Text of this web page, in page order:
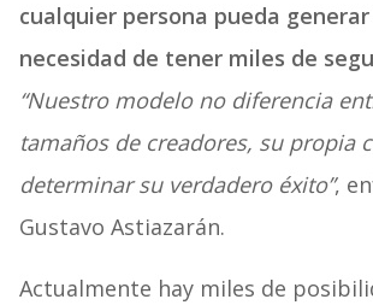
cualquier persona pueda
necesidad de tener miles de
“Nuestro modelo no diferencia
tamaños de creadores, su propia
determinar su verdadero éxito”,
Gustavo Astiazarán.
Actualmente hay miles de